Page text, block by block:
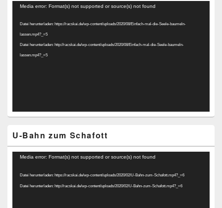
Video-
Media error: Format(s) not supported or source(s) not found
Datei herunterladen: https://racskai.de/wp-content/uploads/2020/08/Einfach-mal-die-Seele-baumeln-
lassen.mp4?_=5
Datei herunterladen: http://racskai.de/wp-content/uploads/2020/08/Einfach-mal-die-Seele-baumeln-
lassen.mp4?_=5
U-Bahn zum Schafott
Video-
Media error: Format(s) not supported or source(s) not found
Datei herunterladen: https://racskai.de/wp-content/uploads/2020/02/U-Bahn-zum-Schafott.mp4?_=6
Datei herunterladen: http://racskai.de/wp-content/uploads/2020/02/U-Bahn-zum-Schafott.mp4?_=6